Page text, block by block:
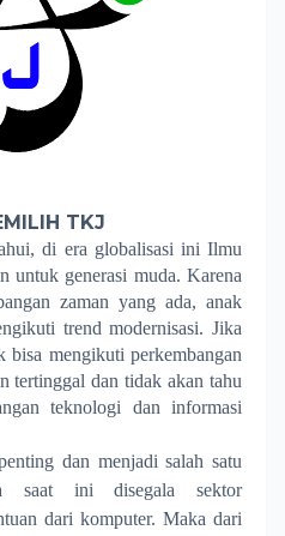
TKJ
di era globalisasi ini Ilmu
untuk generasi muda. Karena
zaman yang ada, anak
trend modernisasi. Jika
bisa mengikuti perkembangan
tertinggal dan tidak akan tahu
teknologi dan informasi
dan menjadi salah satu
saat ini disegala sektor
dari komputer. Maka dari